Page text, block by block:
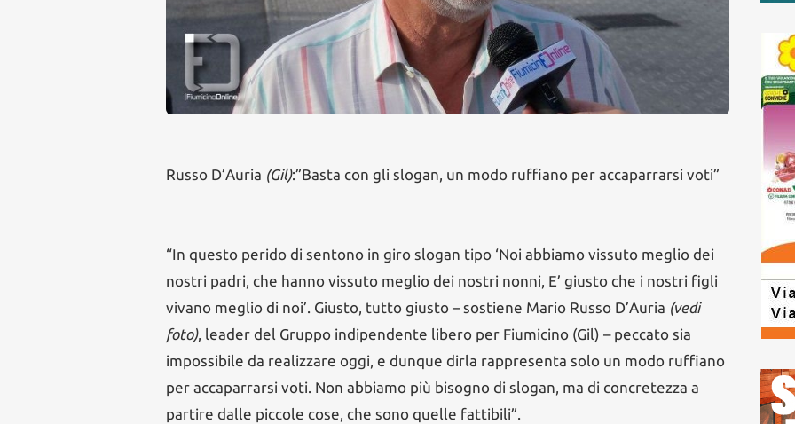
Russo D’Auria (Gil):”Basta con gli slogan, un modo ruffiano per accaparrarsi voti”
“In questo perido di sentono in giro slogan tipo ‘Noi abbiamo vissuto meglio dei
nostri padri, che hanno vissuto meglio dei nostri nonni, E’ giusto che i nostri figli
vivano meglio di noi’. Giusto, tutto giusto – sostiene Mario Russo D’Auria (vedi
foto), leader del Gruppo indipendente libero per Fiumicino (Gil) – peccato sia
impossibile da realizzare oggi, e dunque dirla rappresenta solo un modo ruffiano
per accaparrarsi voti. Non abbiamo più bisogno di slogan, ma di concretezza a
partire dalle piccole cose, che sono quelle fattibili”.